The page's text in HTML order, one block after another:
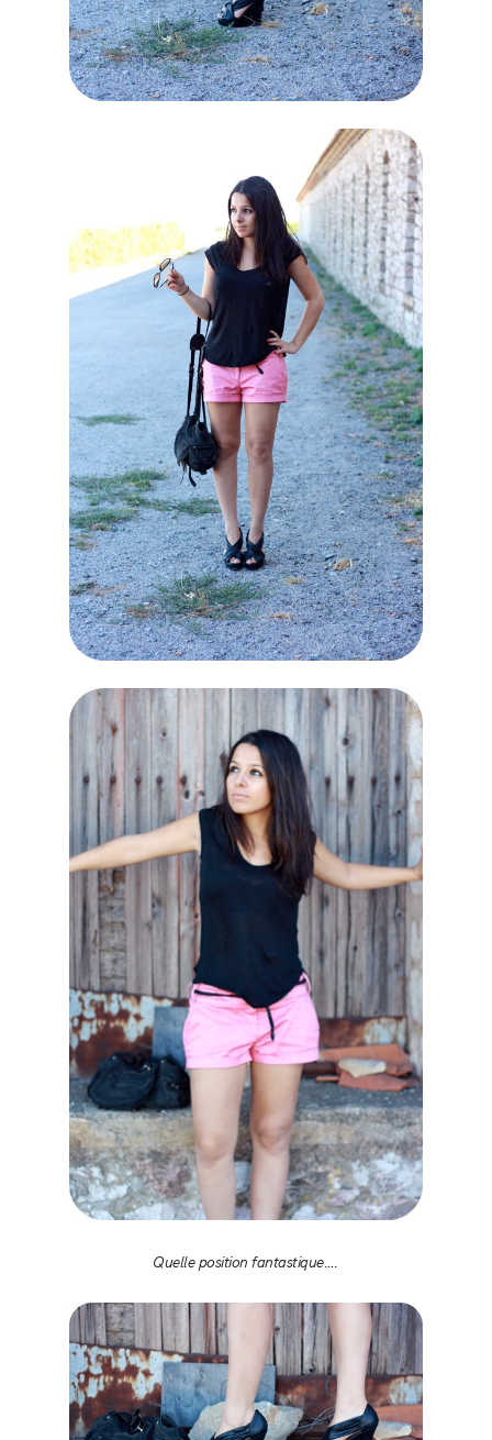
Quelle position fantastique….